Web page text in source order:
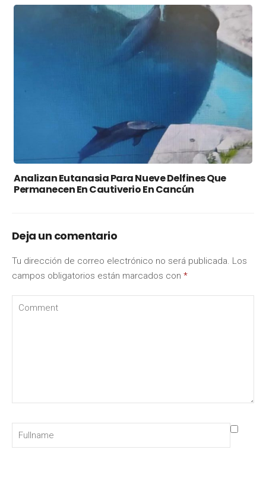
Analizan Eutanasia Para Nueve Delfines Que
Permanecen En Cautiverio En Cancún
Deja un comentario
Tu dirección de correo electrónico no será publicada. Los
campos obligatorios están marcados con *